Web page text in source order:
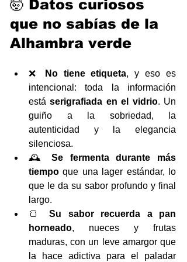
🤯 Datos curiosos
que no sabías de la
Alhambra verde
❌ No tiene etiqueta, y eso es
intencional: toda la información
está serigrafiada en el vidrio. Un
guiño a la sobriedad, la
autenticidad y la elegancia
silenciosa.
🕰️ Se fermenta durante más
tiempo que una lager estándar, lo
que le da su sabor profundo y final
largo.
🍞 Su sabor recuerda a pan
horneado, nueces y frutas
maduras, con un leve amargor que
la hace adictiva para el paladar